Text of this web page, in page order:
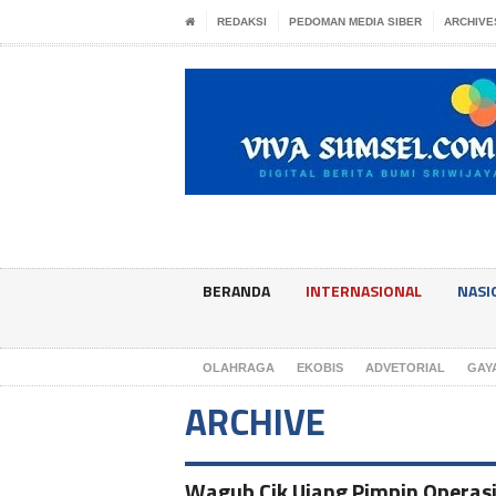
REDAKSI PEDOMAN MEDIA SIBER
BERANDA INTERNASIONAL
OLAHRAGA EKOBIS ADVETORIAL
ARCHIVE